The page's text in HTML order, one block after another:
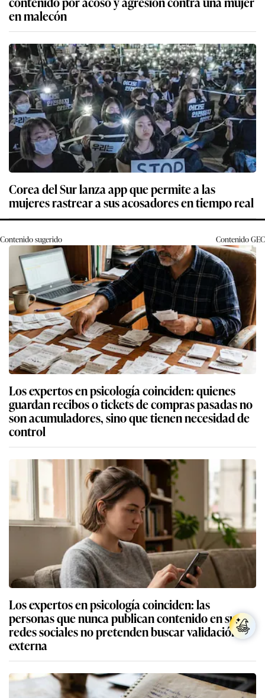
en malecón
Corea del Sur lanza app que permite a las
mujeres rastrear a sus acosadores en tiempo real
Contenido sugerido ContenidoGEC
Los expertos en psicología coinciden: quienes
guardan recibos o tickets de compras pasadas no
son acumuladores, sino que tienen necesidad de
control
Los expertos en psicología coinciden: las
personas que nunca publican contenido en sus
redes sociales no pretenden buscar validación
externa